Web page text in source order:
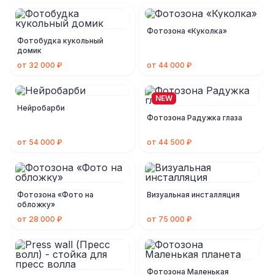
Фотобудка кукольный
домик
от 32 000 ₽
Фотозона «Куколка»
от 44 000 ₽
Нейробарби
от 54 000 ₽
NEW
Фотозона Радужка глаза
от 44 500 ₽
Фотозона «Фото на
обложку»
от 28 000 ₽
Визуальная инсталляция
от 75 000 ₽
Фотозона Маленькая